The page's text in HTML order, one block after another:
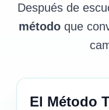
Después de
método que
El Método